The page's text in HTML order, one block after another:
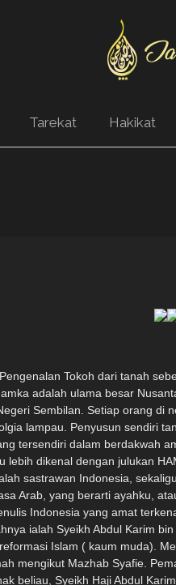
Tarekat Hakikat
Zaidan, Abbas al-Aqqad, Mustafa al-Manfaluti dan Hussain Haikal. Melalui bahasa Arab juga, beliau meneliti karya sarjana Perancis, Inggris dan Jerman seperti Albert Camus, William James, Sigmund Freud, Arnold Toynbee, Jean Paul Sartre, Karl Marx dan Pierre Loti. Hamka juga rajin membaca dan bertukar-tukar pikiran dengan tokoh-tokoh terkenal Jakarta seperti HOS Tjokroaminoto, Raden Mas Surjopranoto, Haji Fachrudin, Ar Sutan Mansur dan Ki Bagus Hadikusumo sambil mengasah bakatnya sehingga menjadi seorang ahli pidato yang handal. Hamka juga aktif dalam gerakan Islam melalui organisasi Muhammadiyah. Beliau mengikuti pendirian Muhammadiyah mulai tahun 1925 untuk melawan khurafat, bidaah, tarekat dan kebatinan sesat di Padang Panjang. Mulai tahun 1928, beliau mengetuai cabang Muhammadiyah di Padang Panjang. Pada tahun 1929, Hamka mendirikan pusat latihan pendakwah Muhammadiyah dan dua tahun kemudian beliau menjadi konsul Muhammadiyah di Makassar. Kemudian beliau terpilih menjadi ketua Majlis Pimpinan Muhammadiyah di Sumatera Barat oleh Konferensi Muhammadiyah, menggantikan S.Y. Sutan Mangkuto pada tahun 1946. Beliau menyusun kembali pembangunan dalam Kongres Muhammadiyah ke-31 di Yogyakarta pada tahun 1950. Pada tahun 1953, Hamka dipilih sebagai penasihat pimpinan Pusat Muhammadiah. Pada 26 Juli 1977, Menteri Agama Indonesia, Prof. Dr. Mukti Ali melantik Hamka sebagai ketua umum Majlis Ulama Indonesia tetapi beliau kemudiannya meletak jawatan pada tahun 1981 karena nasihatnya tidak dipedulikan oleh pemerintah Indonesia. Kegiatan politik Hamka